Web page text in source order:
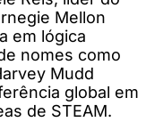
Mellon
em lógica
nomes como
Mudd
global em
de STEAM.